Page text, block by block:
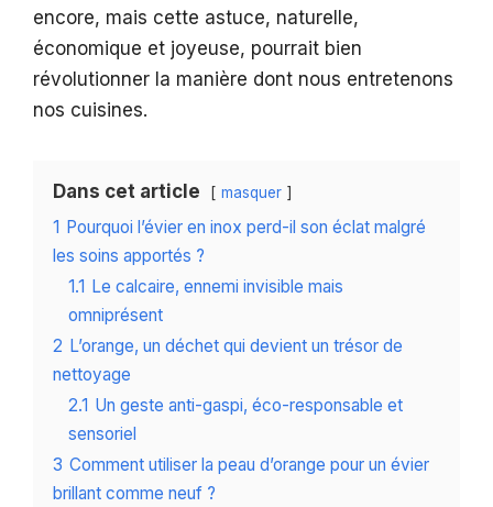
encore, mais cette astuce, naturelle,
économique et joyeuse, pourrait bien
révolutionner la manière dont nous entretenons
nos cuisines.
Dans cet article masquer
1 Pourquoi l’évier en inox perd-il son éclat malgré
les soins apportés ?
1.1 Le calcaire, ennemi invisible mais
omniprésent
2 L’orange, un déchet qui devient un trésor de
nettoyage
2.1 Un geste anti-gaspi, éco-responsable et
sensoriel
3 Comment utiliser la peau d’orange pour un évier
brillant comme neuf ?